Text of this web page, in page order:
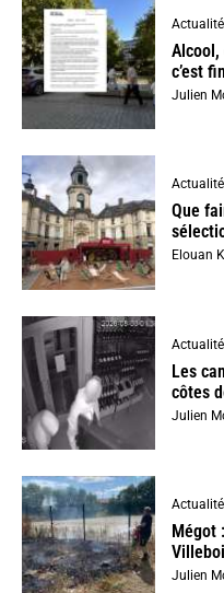
Alcool,
c’est
Julien
Que
Elouan
Les
côtes
Julien
Mégot
Julien